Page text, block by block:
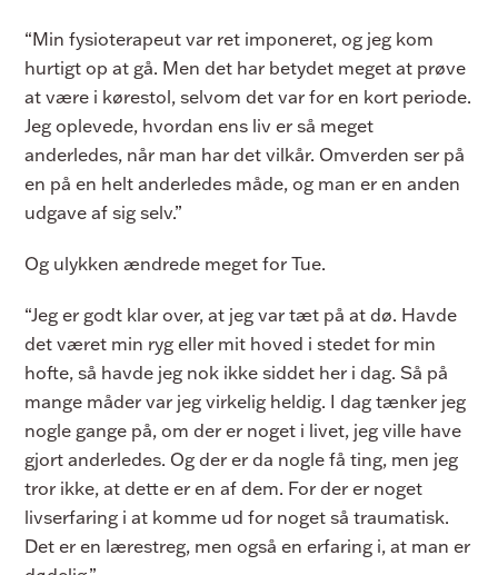
“Min fysioterapeut var ret imponeret, og jeg kom
hurtigt op at gå. Men det har betydet meget at prøve
at være i kørestol, selvom det var for en kort periode.
Jeg oplevede, hvordan ens liv er så meget
anderledes, når man har det vilkår. Omverden ser på
en på en helt anderledes måde, og man er en anden
udgave af sig selv.”
Og ulykken ændrede meget for Tue.
“Jeg er godt klar over, at jeg var tæt på at dø. Havde
det været min ryg eller mit hoved i stedet for min
hofte, så havde jeg nok ikke siddet her i dag. Så på
mange måder var jeg virkelig heldig. I dag tænker jeg
nogle gange på, om der er noget i livet, jeg ville have
gjort anderledes. Og der er da nogle få ting, men jeg
tror ikke, at dette er en af dem. For der er noget
livserfaring i at komme ud for noget så traumatisk.
Det er en lærestreg, men også en erfaring i, at man er